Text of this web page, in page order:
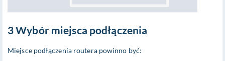
3 Wybór miejsca podłączenia
Miejsce podłączenia routera powinno być: